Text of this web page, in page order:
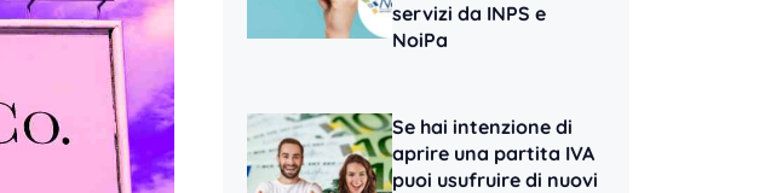
servizi da INPS e
NoiPa
Se hai intenzione di
aprire una partita IVA
puoi usufruire di nuovi